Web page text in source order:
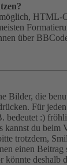
HTML-
über
Bilder, die
Für
bedeutet :)
kannst du beim
trotzdem,
einen Beitrag
könnte deshalb